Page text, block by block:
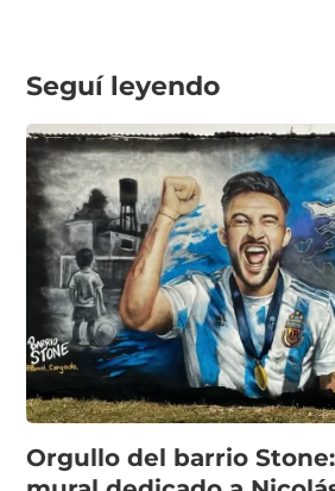
Seguí leyendo
Orgullo del barrio